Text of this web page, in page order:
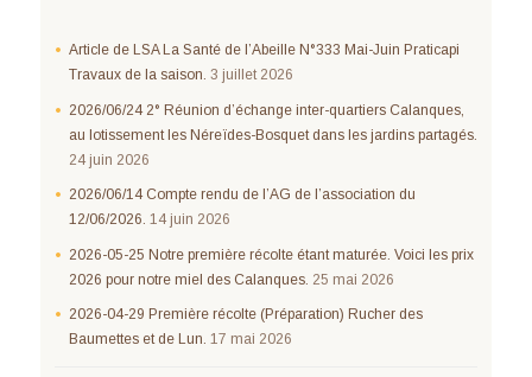
Article de LSA La Santé de l’Abeille N°333 Mai-Juin Praticapi
Travaux de la saison. 3 juillet 2026
2026/06/24 2° Réunion d’échange inter-quartiers Calanques,
au lotissement les Néreïdes-Bosquet dans les jardins partagés.
24 juin 2026
2026/06/14 Compte rendu de l’AG de l’association du
12/06/2026. 14 juin 2026
2026-05-25 Notre première récolte étant maturée. Voici les prix
2026 pour notre miel des Calanques. 25 mai 2026
2026-04-29 Première récolte (Préparation) Rucher des
Baumettes et de Lun. 17 mai 2026